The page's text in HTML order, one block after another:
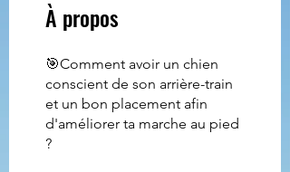
À propos
🎯Comment avoir un chien
conscient de son arrière-train
et un bon placement afin
d'améliorer ta marche au pied
?